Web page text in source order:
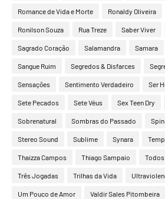
Romance de Vida e Morte Ronaldy Oliveira
Ronilson Souza Rua Treze Saber Viver
Sagrado Coração Salamandra Samara
Sangue Ruim Segredos & Disfarces
Sensações Sentimento Verdadeiro Ser
Sete Pecados Sete Véus Sex Teen Dry
Sobrenatural Sombras do Passado
Stereo Sound Sublime Synara
Thaizza Campos Thiago Sampaio
Três Jogadas Trilhas da Vida
Um Pouco de Amor Valdir Sales Pitombeira